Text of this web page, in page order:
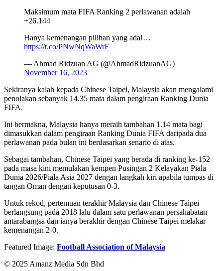
Maksimum mata FIFA Ranking 2 perlawanan adalah
+26.144
Hanya kemenangan pilihan yang ada!…
https://t.co/PNwNqWaWrF
— Ahmad Ridzuan AG (@AhmadRidzuanAG)
November 16, 2023
Sekiranya kalah kepada Chinese Taipei, Malaysia akan mengalami
penolakan sebanyak 14.35 mata dalam pengiraan Ranking Dunia
FIFA.
Ini bermakna, Malaysia hanya meraih tambahan 1.14 mata bagi
dimasukkan dalam pengiraan Ranking Dunia FIFA daripada dua
perlawanan pada bulan ini berdasarkan senario di atas.
Sebagai tambahan, Chinese Taipei yang berada di ranking ke-152
pada masa kini memulakan kempen Pusingan 2 Kelayakan Piala
Dunia 2026/Piala Asia 2027 dengan langkah kiri apabila tumpas di
tangan Oman dengan keputusan 0-3.
Untuk rekod, pertemuan terakhir Malaysia dan Chinese Taipei
berlangsung pada 2018 lalu dalam satu perlawanan persahabatan
antarabangsa dan ianya berakhir dengan Chinese Taipei melakar
kemenangan 2-0.
Featured Image: Football Association of Malaysia
© 2025 Amanz Media Sdn Bhd